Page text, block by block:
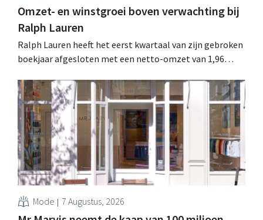
Omzet- en winstgroei boven verwachting bij
Ralph Lauren
Ralph Lauren heeft het eerst kwartaal van zijn gebroken
boekjaar afgesloten met een netto-omzet van 1,96
is dan een jaar eerder. Na die beter dan verwachte start
verhoogt het bedrijf ook zijn vooruitzichten voor het
volledige boekjaar.
Mode 7 Augustus, 2026